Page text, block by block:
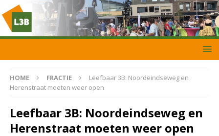
HOME FRACTIE
Leefbaar 3B: Noordeindseweg en
Herenstraat moeten weer open
Leefbaar 3B: Noordeindseweg en
Herenstraat moeten weer open